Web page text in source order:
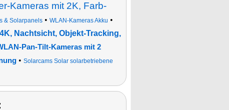
Kameras mit 2K, Farb-
& Solarpanels• WLAN-Kameras Akku •
Nachtsicht, Objekt-Tracking,
Pan-Tilt-Kameras mit 2
• Solarcams Solar solarbetriebene